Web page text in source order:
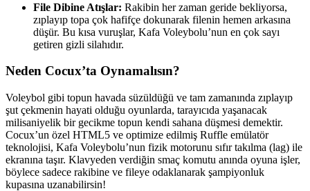
File Dibine Atışlar: Rakibin her zaman geride bekliyorsa,
zıplayıp topa çok hafifçe dokunarak filenin hemen arkasına
düşür. Bu kısa vuruşlar, Kafa Voleybolu’nun en çok sayı
getiren gizli silahıdır.
Neden Cocux’ta Oynamalısın?
Voleybol gibi topun havada süzüldüğü ve tam zamanında zıplayıp
şut çekmenin hayati olduğu oyunlarda, tarayıcıda yaşanacak
milisaniyelik bir gecikme topun kendi sahana düşmesi demektir.
Cocux’un özel HTML5 ve optimize edilmiş Ruffle emülatör
teknolojisi, Kafa Voleybolu’nun fizik motorunu sıfır takılma (lag) ile
ekranına taşır. Klavyeden verdiğin smaç komutu anında oyuna işler,
böylece sadece rakibine ve fileye odaklanarak şampiyonluk
kupasına uzanabilirsin!